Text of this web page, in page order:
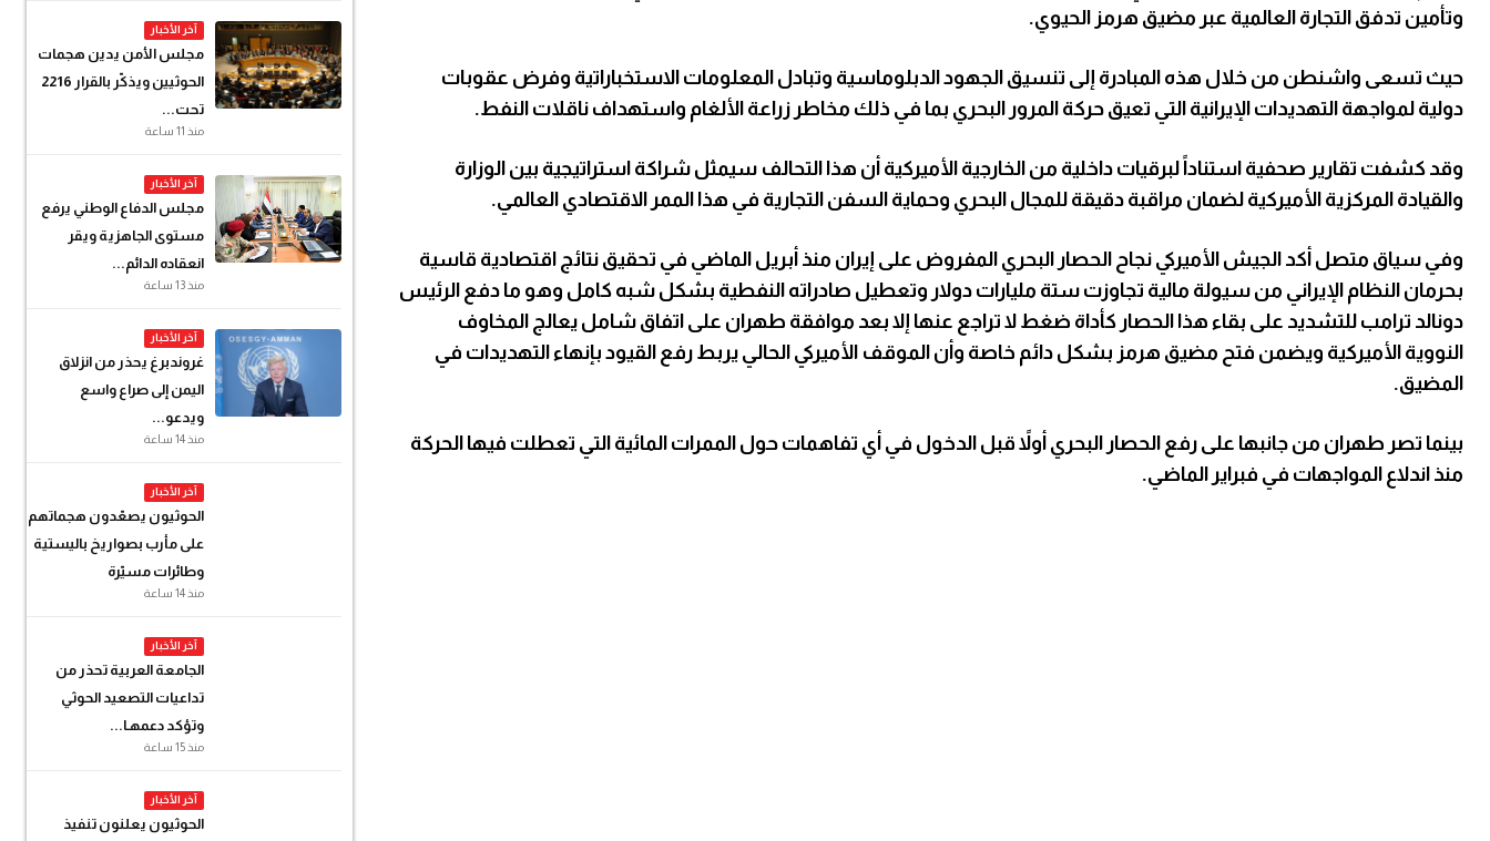
آخر الأخبار
مجلس الأمن يدين هجمات
الحوثيين ويذكّر بالقرار 2216
تحت...
منذ 11 ساعة
آخر الأخبار
مجلس الدفاع الوطني يرفع
مستوى الجاهزية ويقر
انعقاده الدائم...
منذ 13 ساعة
آخر الأخبار
غروندبرغ يحذر من انزلاق
اليمن إلى صراع واسع
ويدعو...
منذ 14 ساعة
آخر الأخبار
الحوثيون يصعّدون هجماتهم
على مأرب بصواريخ باليستية
وطائرات مسيّرة
منذ 14 ساعة
آخر الأخبار
الجامعة العربية تحذر من
تداعيات التصعيد الحوثي
وتؤكد دعمهـا...
منذ 15 ساعة
آخر الأخبار
الحوثيون يعلنون تنفيذ
وتأمين تدفق التجارة العالمية عبر مضيق هرمز الحيوي.
حيث تسعى واشنطن من خلال هذه المبادرة إلى تنسيق الجهود الدبلوماسية وتبادل المعلومات الاستخباراتية وفرض عقوبات
دولية لمواجهة التهديدات الإيرانية التي تعيق حركة المرور البحري بما في ذلك مخاطر زراعة الألغام واستهداف ناقلات النفط.
وقد كشفت تقارير صحفية استناداً لبرقيات داخلية من الخارجية الأميركية أن هذا التحالف سيمثل شراكة استراتيجية بين الوزارة
والقيادة المركزية الأميركية لضمان مراقبة دقيقة للمجال البحري وحماية السفن التجارية في هذا الممر الاقتصادي العالمي.
وفي سياق متصل أكد الجيش الأميركي نجاح الحصار البحري المفروض على إيران منذ أبريل الماضي في تحقيق نتائج اقتصادية قاسية
بحرمان النظام الإيراني من سيولة مالية تجاوزت ستة مليارات دولار وتعطيل صادراته النفطية بشكل شبه كامل وهو ما دفع الرئيس
دونالد ترامب للتشديد على بقاء هذا الحصار كأداة ضغط لا تراجع عنها إلا بعد موافقة طهران على اتفاق شامل يعالج المخاوف
النووية الأميركية ويضمن فتح مضيق هرمز بشكل دائم خاصة وأن الموقف الأميركي الحالي يربط رفع القيود بإنهاء التهديدات في
المضيق.
بينما تصر طهران من جانبها على رفع الحصار البحري أولاً قبل الدخول في أي تفاهمات حول الممرات المائية التي تعطلت فيها الحركة
منذ اندلاع المواجهات في فبراير الماضي.